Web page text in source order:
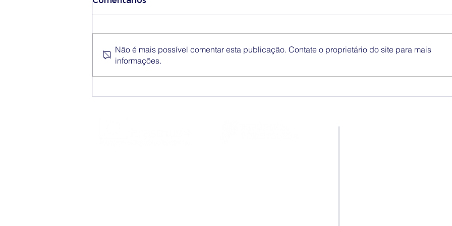
Conferência Erasmus+
Medidas excecionais de
Superior | Ucrânia
Dia
Não é mais possível comentar esta publicação. Contate o proprietário do site para mais
informações.